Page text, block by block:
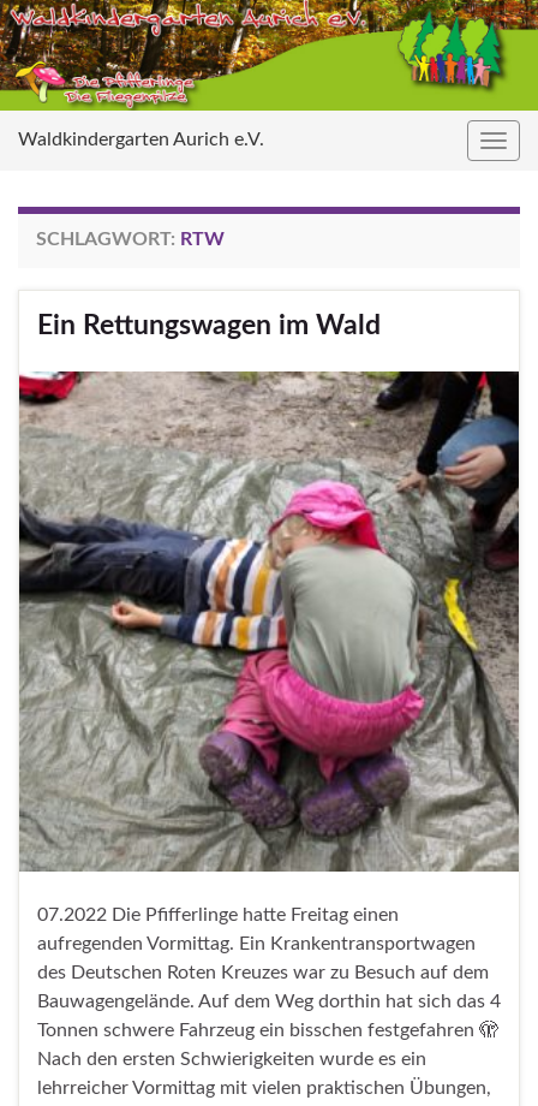
Waldkindergarten Aurich e.V.
SCHLAGWORT: RTW
Ein Rettungswagen im Wald
07.2022 Die Pfifferlinge hatte Freitag einen
aufregenden Vormittag. Ein Krankentransportwagen
des Deutschen Roten Kreuzes war zu Besuch auf dem
Bauwagengelände. Auf dem Weg dorthin hat sich das 4
Tonnen schwere Fahrzeug ein bisschen festgefahren 🫣
Nach den ersten Schwierigkeiten wurde es ein
lehrreicher Vormittag mit vielen praktischen Übungen,